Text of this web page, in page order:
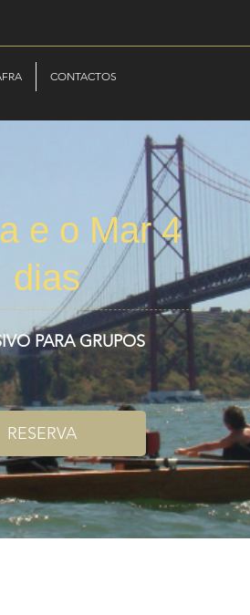
CONTACTOS
e o Mar 4
dias
PARA GRUPOS
RESERVA